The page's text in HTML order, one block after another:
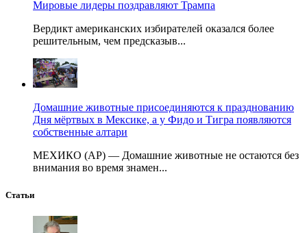
Мировые лидеры поздравляют Трампа
Вердикт американских избирателей оказался более
решительным, чем предсказыв...
Домашние животные присоединяются к празднованию
Дня мёртвых в Мексике, а у Фидо и Тигра появляются
собственные алтари
МЕХИКО (AP) — Домашние животные не остаются без
внимания во время знамен...
Статьи